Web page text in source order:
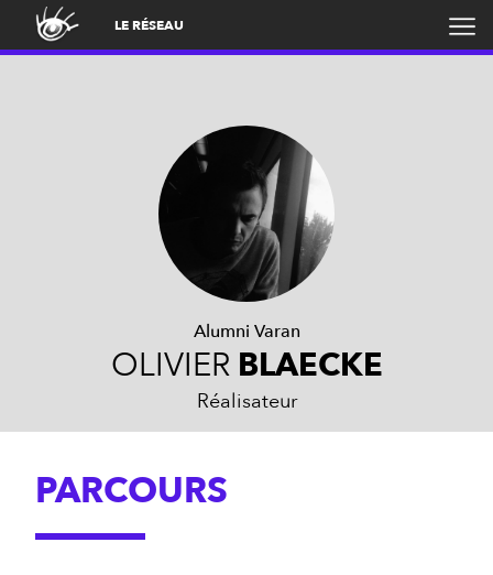
LE RÉSEAU
Alumni Varan
OLIVIER BLAECKE
Réalisateur
PARCOURS